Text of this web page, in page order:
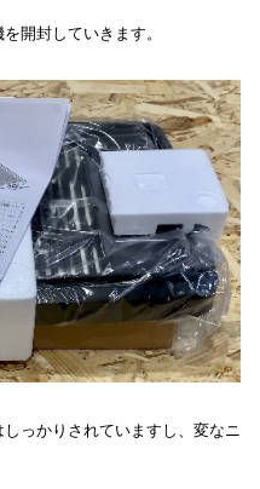
開封していきます。
っかりされていますし、変なニ